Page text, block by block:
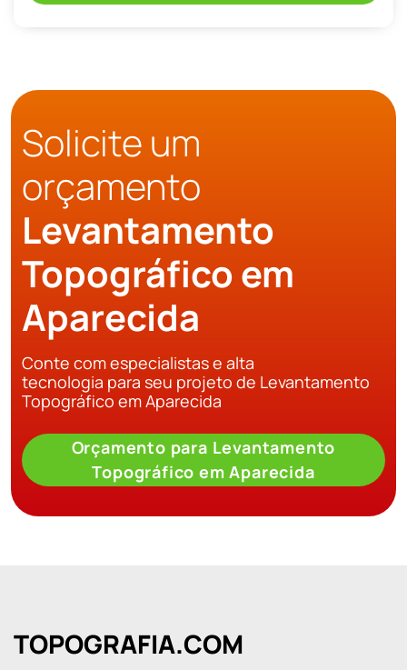
Solicite um
orçamento
Levantamento
Topográfico em
Aparecida
Conte com especialistas e alta
tecnologia para seu projeto de Levantamento
Topográfico em Aparecida
Orçamento para Levantamento
Topográfico em Aparecida
TOPOGRAFIA.COM